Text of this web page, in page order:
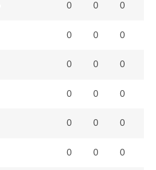
0 0 0
0 0 0
0 0 0
0 0 0
0 0 0
0 0 0